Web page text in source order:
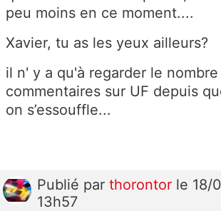
peu moins en ce moment....
Xavier, tu as les yeux ailleurs?
il n' y a qu'à regarder le
commentaires sur UF depuis
on s’essouffle...
Publié par thorontor le 18/
13h57